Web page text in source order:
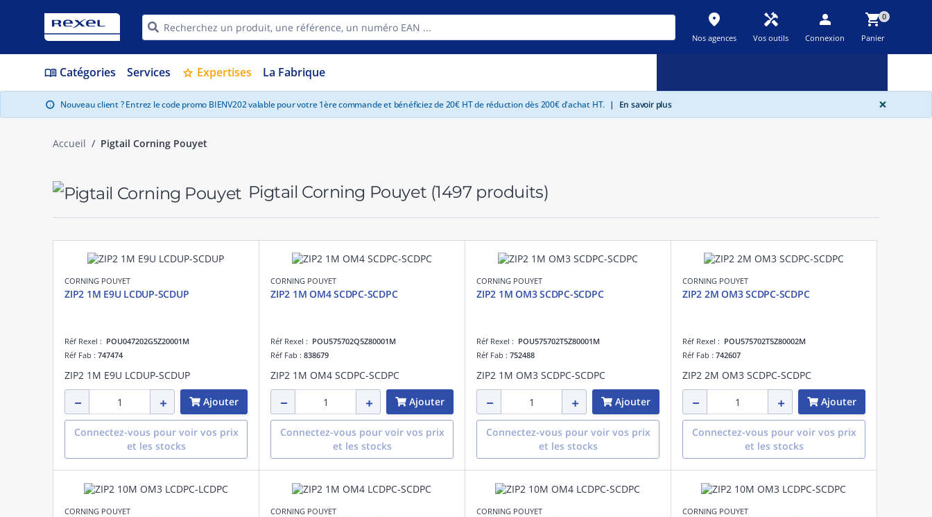
place
Nos agences
handyman
Vos outils
person
Connexion
shopping_cart0
Panier
menu_book Catégories Services star Expertises La Fabrique
info Nouveau client ? Entrez le code promo BIENV202 valable pour votre 1ère commande et bénéficiez de 20€ HT de réduction dès 200€ d'achat HT. | En savoir plus ×
Accueil Pigtail Corning Pouyet
Pigtail Corning Pouyet (1497 produits)
CORNING POUYET
ZIP2 1M E9U LCDUP-SCDUP
Réf Rexel : POU047202G5Z20001M
Réf Fab : 747474
ZIP2 1M E9U LCDUP-SCDUP
Ajouter
Connectez-vous pour voir vos prix
et les stocks
CORNING POUYET
ZIP2 1M OM4 SCDPC-SCDPC
Réf Rexel : POU575702Q5Z80001M
Réf Fab : 838679
ZIP2 1M OM4 SCDPC-SCDPC
Ajouter
Connectez-vous pour voir vos prix
et les stocks
CORNING POUYET
ZIP2 1M OM3 SCDPC-SCDPC
Réf Rexel : POU575702T5Z80001M
Réf Fab : 752488
ZIP2 1M OM3 SCDPC-SCDPC
Ajouter
Connectez-vous pour voir vos prix
et les stocks
CORNING POUYET
ZIP2 2M OM3 SCDPC-SCDPC
Réf Rexel : POU575702T5Z80002M
Réf Fab : 742607
ZIP2 2M OM3 SCDPC-SCDPC
Ajouter
Connectez-vous pour voir vos prix
et les stocks
CORNING POUYET CORNING POUYET CORNING POUYET CORNING POUYET